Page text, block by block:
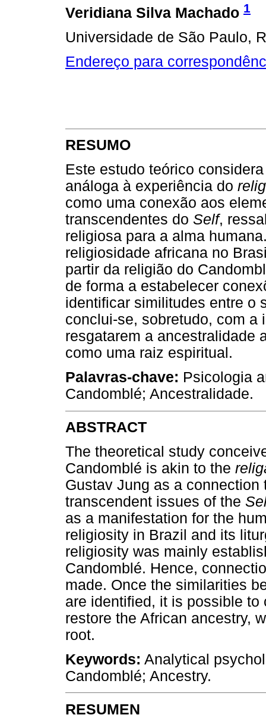
Veridiana Silva Machado 1
Universidade de São Paulo,
Endereço para
RESUMO
Este estudo teórico
análoga à experiência do
como uma conexão aos
transcendentes do Self,
religiosa para a alma
religiosidade africana no
partir da religião do
de forma a estabelecer
identificar similitudes entre o
conclui-se, sobretudo, com a
resgatarem a ancestralidade
como uma raiz espiritual.
Palavras-chave: Psicologia
Candomblé; Ancestralidade.
ABSTRACT
The theoretical study
Candomblé is akin to the
Gustav Jung as a
transcendent issues of the
as a manifestation for the
religiosity in Brazil and its
religiosity was mainly
Candomblé. Hence,
made. Once the similarities
are identified, it is possible
restore the African ancestry,
root.
Keywords: Analytical
Candomblé; Ancestry.
RESUMEN